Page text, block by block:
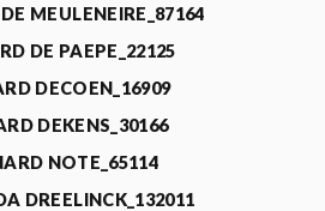
MEULENEIRE_87164
DE PAEPE_22125
DECOEN_16909
DEKENS_30166
NOTE_65114
DREELINCK_132011